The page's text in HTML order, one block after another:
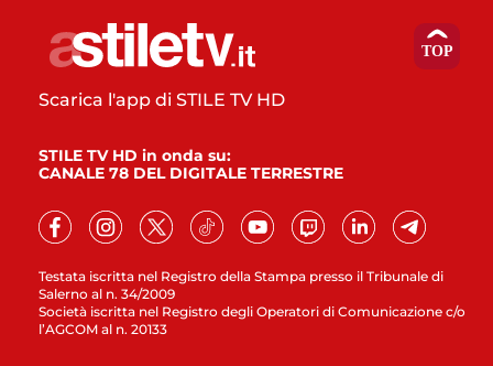
Testata iscritta nel Registro della Stampa presso il Tribunale di
Salerno al n. 34/2009
Società iscritta nel Registro degli Operatori di Comunicazione c/o
l’AGCOM al n. 20133
Scarica l'app di STILE TV HD
STILE TV HD in onda su:
CANALE 78 DEL DIGITALE TERRESTRE